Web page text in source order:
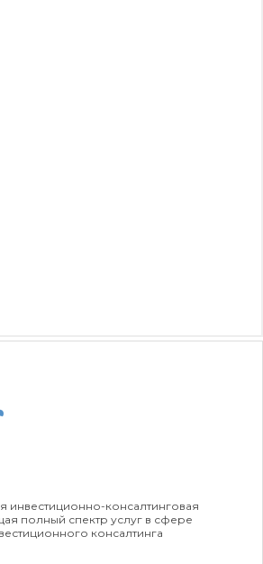
инвестиционно-консалтинговая
полный спектр услуг в сфере
консалтинга